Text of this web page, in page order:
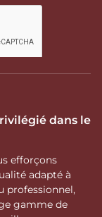
dans le
efforçons
adapté à
professionnel,
gamme de